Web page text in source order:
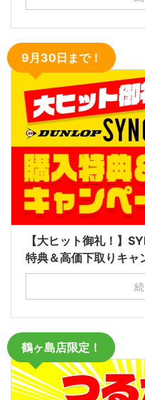
9月30日まで！
【大ヒット御礼！】
特典＆高価下取りキャ
鶴ヶ島店限定！